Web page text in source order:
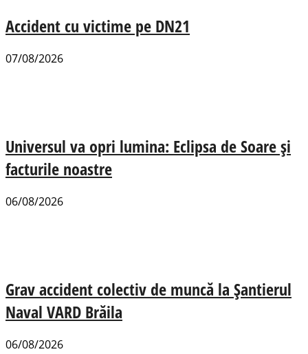
Accident cu victime pe DN21
07/08/2026
Universul va opri lumina: Eclipsa de Soare și
facturile noastre
06/08/2026
Grav accident colectiv de muncă la Șantierul
Naval VARD Brăila
06/08/2026